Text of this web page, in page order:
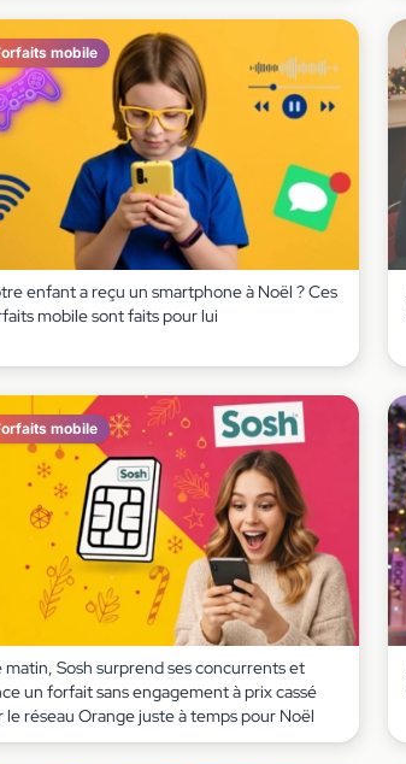
mobile
enfant a reçu un smartphone à Noël ? Ces
mobile sont faits pour lui
mobile
matin, Sosh surprend ses concurrents et
un forfait sans engagement à prix cassé
le réseau Orange juste à temps pour Noël